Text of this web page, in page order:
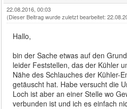
22.08.2016, 00:03
(Dieser Beitrag wurde zuletzt bearbeitet:
Hallo,
bin der Sache etwas auf den
leider Feststellen, das der Kühler
Nähe des Schlauches der Kühler-
getäuscht hat. Habe versucht die
Loch ist aber an einer Stelle wo
verbunden ist und ich es einfach